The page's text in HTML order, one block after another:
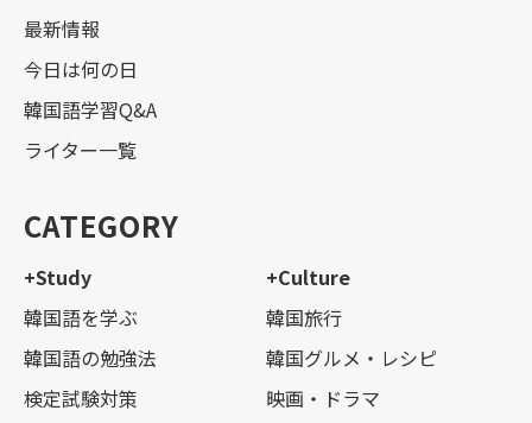
最新情報
今日は何の日
韓国語学習Q&A
ライター一覧
CATEGORY
+Study
韓国語を学ぶ
韓国語の勉強法
検定試験対策
+Culture
韓国旅行
韓国グルメ・レシピ
映画・ドラマ